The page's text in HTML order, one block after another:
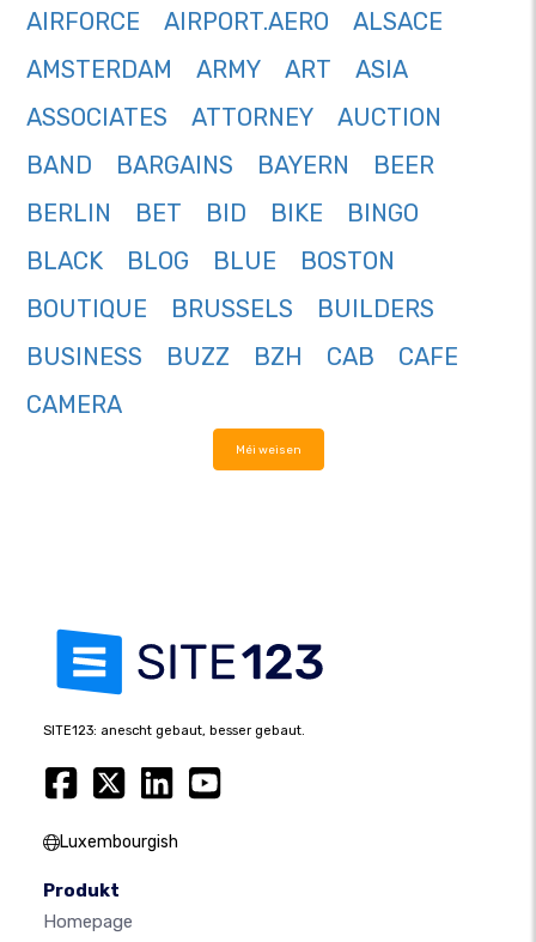
AIRFORCE
AIRPORT.AERO
ALSACE
AMSTERDAM
ARMY ART
ASIA
ASSOCIATES
ATTORNEY
AUCTION
BAND
BARGAINS BAYERN
BEER
BERLIN
BET BID BIKE
BINGO
BLACK
BLOG BLUE
BOSTON
BOUTIQUE
BRUSSELS
BUILDERS
BUSINESS
BUZZ BZH CAB
CAFE
CAMERA
Méi weisen
SITE123: anescht gebaut, besser gebaut.
Luxembourgish
Produkt
Homepage